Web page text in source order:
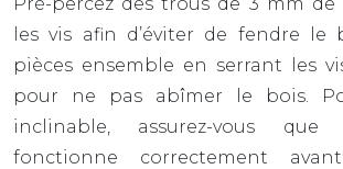
les vis afin d’éviter de fendre le
pièces ensemble en serrant les
pour ne pas abîmer le bois.
inclinable, assurez-vous
fonctionne correctement